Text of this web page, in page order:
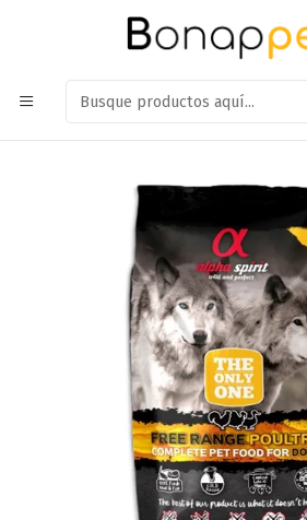
Estamos en: Antumalal 612,
Alimento Alpha Spirit